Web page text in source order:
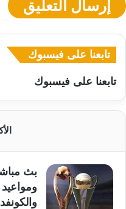
تابعنا على فيسبوك
تابعنا على فيسبوك
بث
والكونفدرالية